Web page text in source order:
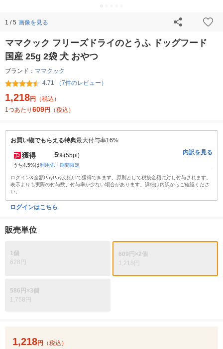
1 / 5 画像を見る
ママクック フリーズドライのとうふ ドッグフード
国産 25g 2袋 犬 おやつ
ブランド： ママクック
4.71 （7件のレビュー）
1,218円
（税込）
1つあたり 609円 （税込）
お買い物でもらえる特典最大付与率16%
獲得 5%(55pt)
うち4.5%は利用先・期間限定
内訳を見る
ログイン&全額PayPay支払いで獲得できます。原則として税抜金額に対し付与されます。
表示よりも実際の付与数、付与率が少ない場合があります。詳細は内訳からご確認くださ
い。
ログインはこちら
販売単位
1個
628円
609円×2個
1,218円
586円×3個
1,758円
1,218円
（税込）